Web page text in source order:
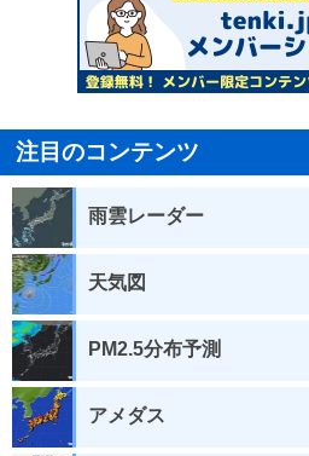
注目のコンテンツ
雨雲レーダー
天気図
PM2.5分布予測
アメダス